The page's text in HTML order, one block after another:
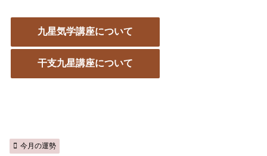
九星気学講座について
干支九星講座について
今月の運勢